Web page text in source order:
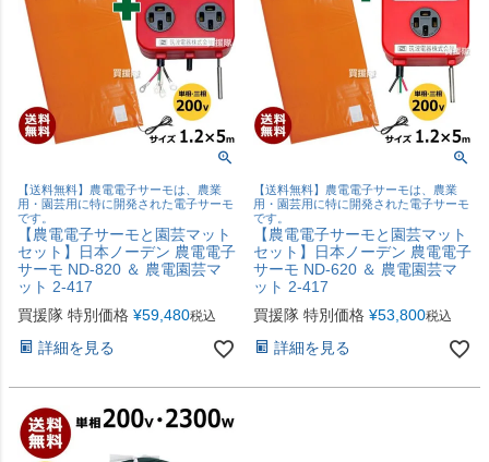
【送料無料】農電電子サーモは、農業
用・園芸用に特に開発された電子サーモ
です。
【農電電子サーモと園芸マット
セット】日本ノーデン 農電電子
サーモ ND-820 ＆ 農電園芸マ
ット 2-417
買援隊 特別価格 ¥59,480税込
詳細を見る
【送料無料】農電電子サーモは、農業
用・園芸用に特に開発された電子サーモ
です。
【農電電子サーモと園芸マット
セット】日本ノーデン 農電電子
サーモ ND-620 ＆ 農電園芸マ
ット 2-417
買援隊 特別価格 ¥53,800税込
詳細を見る